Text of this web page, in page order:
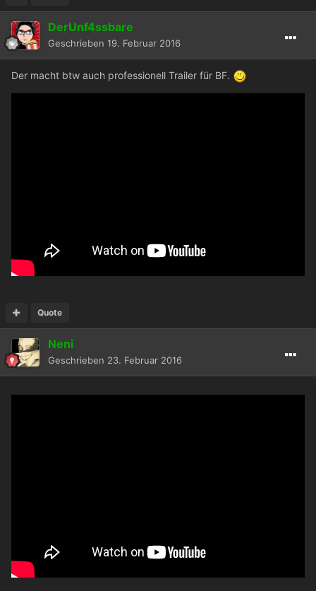
DerUnf4ssbare
Geschrieben 19. Februar 2016
Der macht btw auch professionell Trailer für BF.
Quote
Neni
Geschrieben 23. Februar 2016